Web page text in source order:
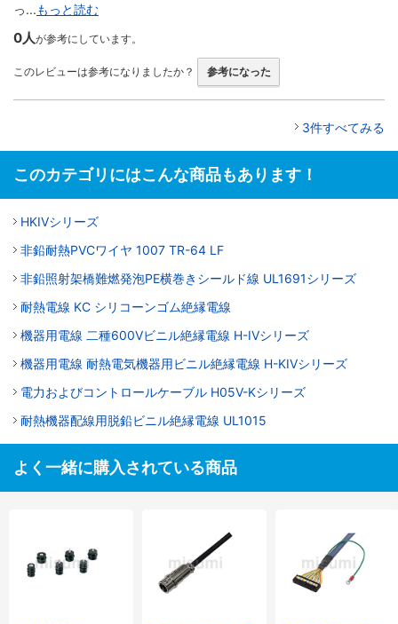
っ...もっと読む
0人が参考にしています。
このレビューは参考になりましたか？ 参考になった
3件すべてみる
このカテゴリにはこんな商品もあります！
HKIVシリーズ
非鉛耐熱PVCワイヤ 1007 TR-64 LF
非鉛照射架橋難燃発泡PE横巻きシールド線 UL1691シリーズ
耐熱電線 KC シリコーンゴム絶縁電線
機器用電線 二種600Vビニル絶縁電線 H-IVシリーズ
機器用電線 耐熱電気機器用ビニル絶縁電線 H-KIVシリーズ
電力およびコントロールケーブル H05V-Kシリーズ
耐熱機器配線用脱鉛ビニル絶縁電線 UL1015
よく一緒に購入されている商品